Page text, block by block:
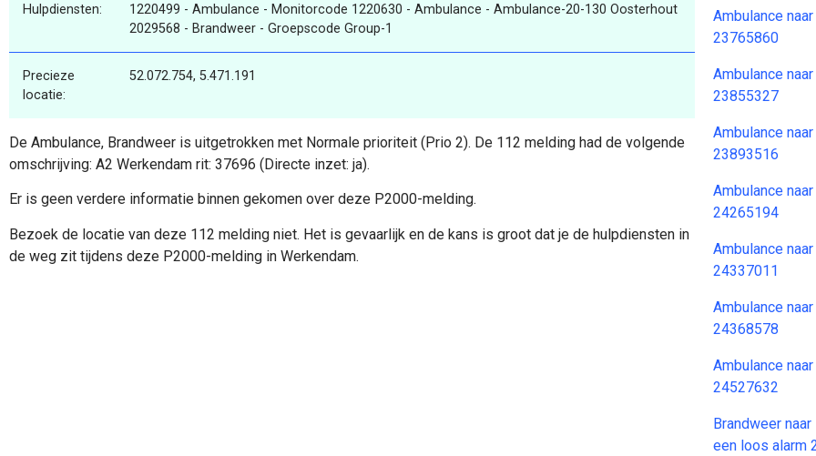
Hulpdiensten:
1220499 - Ambulance - Monitorcode 1220630 - Ambulance - Ambulance-20-130 Oosterhout
2029568 - Brandweer - Groepscode Group-1
Precieze
locatie:
52.072.754, 5.471.191
De Ambulance, Brandweer is uitgetrokken met Normale prioriteit (Prio 2). De 112 melding had de volgende
omschrijving: A2 Werkendam rit: 37696 (Directe inzet: ja).
Er is geen verdere informatie binnen gekomen over deze P2000-melding.
Bezoek de locatie van deze 112 melding niet. Het is gevaarlijk en de kans is groot dat je de hulpdiensten in
de weg zit tijdens deze P2000-melding in Werkendam.
Ambulance
23765860
Ambulance
23855327
Ambulance
23893516
Ambulance
24265194
Ambulance
24337011
Ambulance
24368578
Ambulance
24527632
Brandweer
een loos alarm